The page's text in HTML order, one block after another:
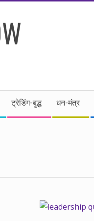
ट्रेडिंग-बुद्ध धन-मंत्र